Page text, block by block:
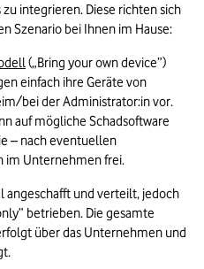
integrieren. Diese richten sich
Szenario bei Ihnen im Hause:
(„Bring your own device”)
einfach ihre Geräte von
bei der Administrator:in vor.
auf mögliche Schadsoftware
– nach eventuellen
im Unternehmen frei.
angeschafft und verteilt, jedoch
betrieben. Die gesamte
über das Unternehmen und